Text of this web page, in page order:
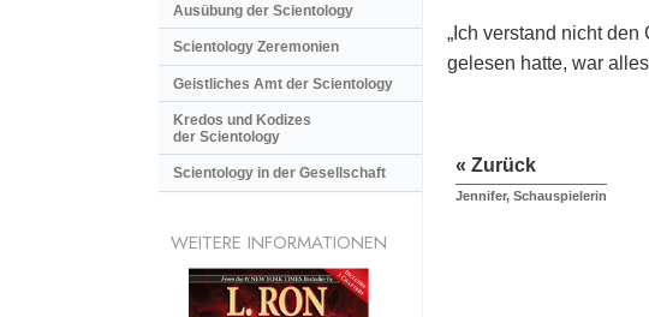
„Ich verstand nicht den
gelesen hatte, war
« Zurück
Jennifer, Schauspielerin
Ausübung der Scientology
Scientology Zeremonien
Geistliches Amt der Scientology
Kredos und Kodizes
der Scientology
Scientology in der Gesellschaft
WEITERE INFORMATIONEN